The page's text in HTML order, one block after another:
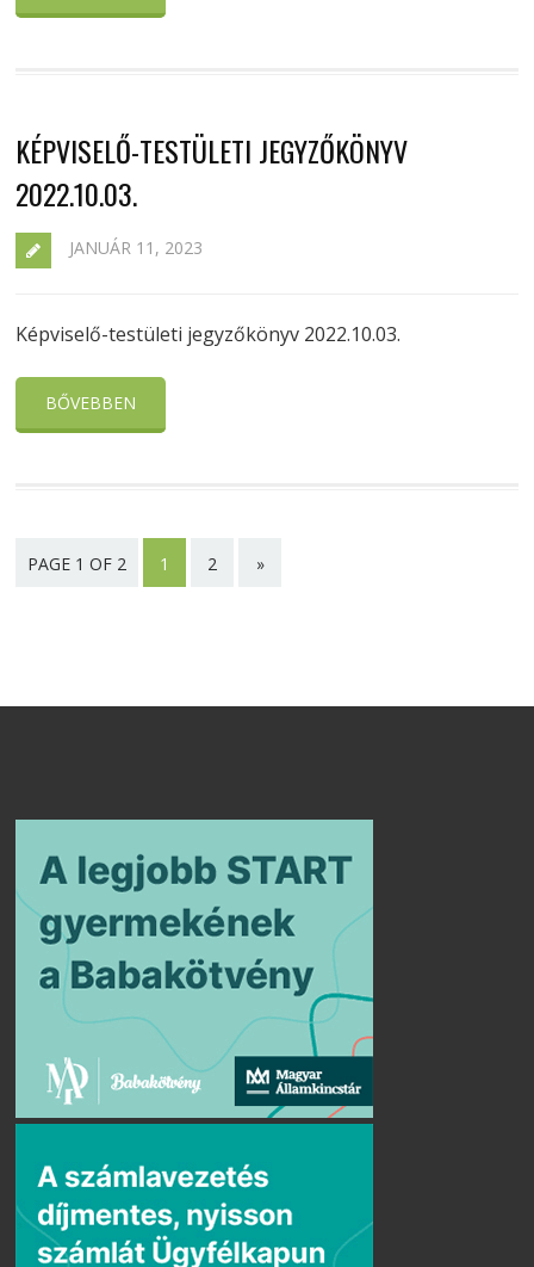
KÉPVISELŐ-TESTÜLETI JEGYZŐKÖNYV
2022.10.03.
JANUÁR 11, 2023
Képviselő-testületi jegyzőkönyv 2022.10.03.
BŐVEBBEN
PAGE 1 OF 2 1 2 »